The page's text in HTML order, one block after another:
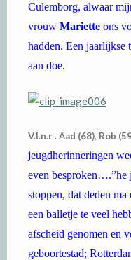
Culemborg, alwaar
vrouw Mariette ons
hadden. Een jaarlijkse
aan doe.
V.l.n.r . Aad (68), Rob
jeugdherinneringen
even besproken….”he
stoppen, dat deden
een balletje te veel
afscheid genomen en
geboortestad;